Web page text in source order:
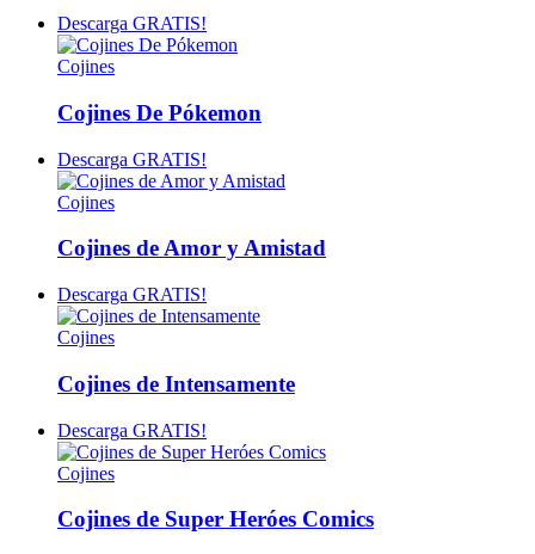
Descarga GRATIS!
Cojines
Cojines De Pókemon
Descarga GRATIS!
Cojines
Cojines de Amor y Amistad
Descarga GRATIS!
Cojines
Cojines de Intensamente
Descarga GRATIS!
Cojines
Cojines de Super Heróes Comics